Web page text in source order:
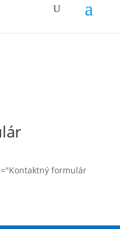
formulár